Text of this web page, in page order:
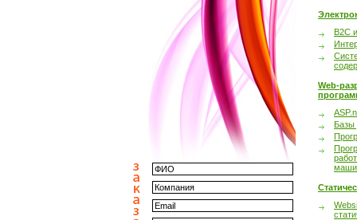
B2C
Web-
Базы